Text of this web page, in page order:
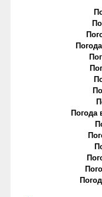
Погода